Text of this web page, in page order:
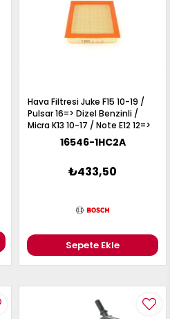
Hava Filtresi Juke F15 10-19 /
Pulsar 16=> Dizel Benzinli /
Micra K13 10-17 / Note E12 12=>
1.2 Benzinli16546-1HC2A
₺433,50
Sepete Ekle